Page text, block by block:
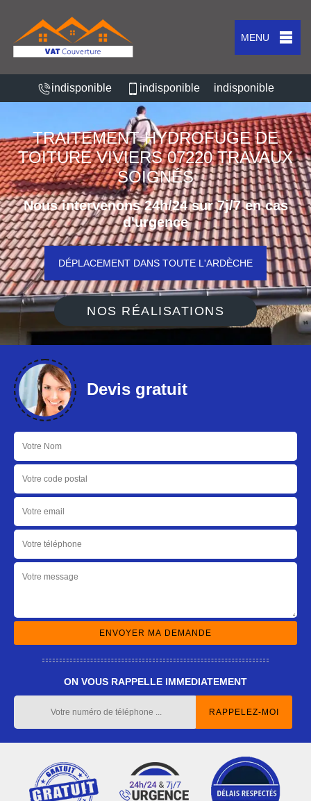
MENU
indisponible indisponible indisponible
TRAITEMENT HYDROFUGE DE
TOITURE VIVIERS 07220 TRAVAUX
SOIGNÉS
Nous intervenons 24h/24 sur 7j/7 en cas
d'urgence
DÉPLACEMENT DANS TOUTE L'ARDÈCHE
NOS RÉALISATIONS
Devis gratuit
ON VOUS RAPPELLE IMMEDIATEMENT